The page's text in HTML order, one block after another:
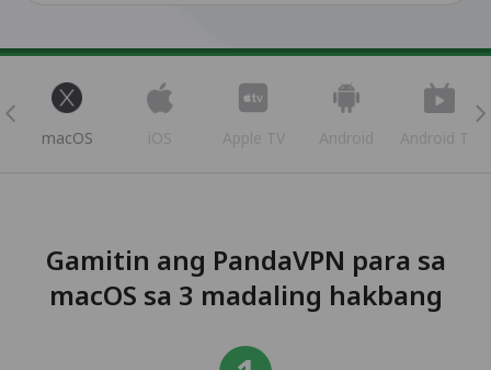
macOS iOS Apple TV Android Android TV
Gamitin ang PandaVPN para sa
macOS sa 3 madaling hakbang